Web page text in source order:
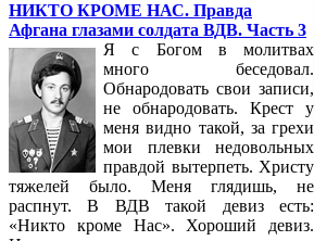
НИКТО КРОМЕ НАС. Правда
Афгана глазами солдата ВДВ. Часть 3
Я с Богом в молитвах
много беседовал.
Обнародовать свои записи,
не обнародовать. Крест у
меня видно такой, за грехи
мои плевки недовольных
правдой вытерпеть. Христу
тяжелей было. Меня глядишь, не
распнут. В ВДВ такой девиз есть:
«Никто кроме Нас». Хороший девиз.